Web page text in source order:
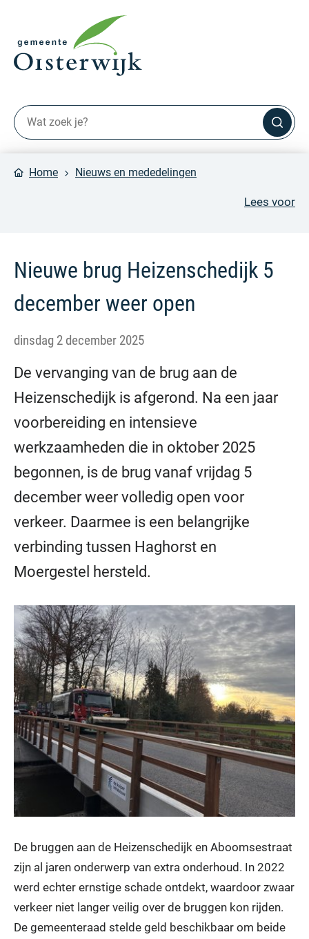
Home Nieuws en mededelingen
Lees voor
Nieuwe brug Heizenschedijk 5
december weer open
dinsdag 2 december 2025
De vervanging van de brug aan de
Heizenschedijk is afgerond. Na een jaar
voorbereiding en intensieve
werkzaamheden die in oktober 2025
begonnen, is de brug vanaf vrijdag 5
december weer volledig open voor
verkeer. Daarmee is een belangrijke
verbinding tussen Haghorst en
Moergestel hersteld.
De bruggen aan de Heizenschedijk en Aboomsestraat
zijn al jaren onderwerp van extra onderhoud. In 2022
werd echter ernstige schade ontdekt, waardoor zwaar
verkeer niet langer veilig over de bruggen kon rijden.
De gemeenteraad stelde geld beschikbaar om beide